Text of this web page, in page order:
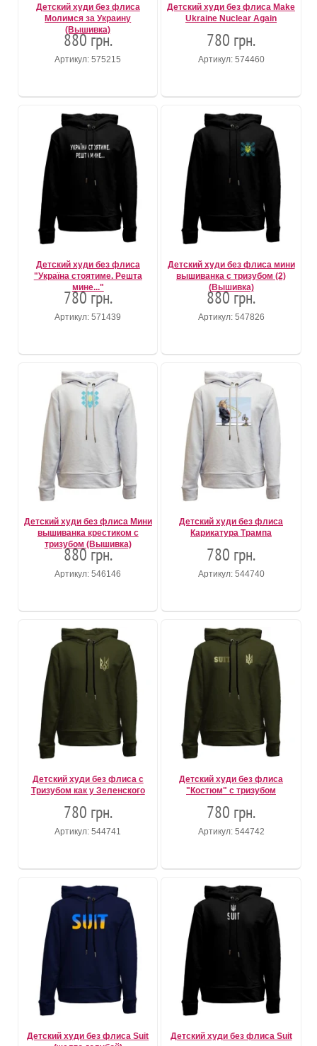
Детский худи без флиса
Молимся за Украину
(Вышивка)
880 грн.
Артикул: 575215
Детский худи без флиса Make
Ukraine Nuclear Again
780 грн.
Артикул: 574460
Детский худи без флиса
"Україна стоятиме. Решта
мине..."
780 грн.
Артикул: 571439
Детский худи без флиса мини
вышиванка с тризубом (2)
(Вышивка)
880 грн.
Артикул: 547826
Детский худи без флиса Мини
вышиванка крестиком с
тризубом (Вышивка)
880 грн.
Артикул: 546146
Детский худи без флиса
Карикатура Трампа
780 грн.
Артикул: 544740
Детский худи без флиса с
Тризубом как у Зеленского
780 грн.
Артикул: 544741
Детский худи без флиса
"Костюм" с тризубом
780 грн.
Артикул: 544742
Детский худи без флиса Suit
Детский худи без флиса Suit